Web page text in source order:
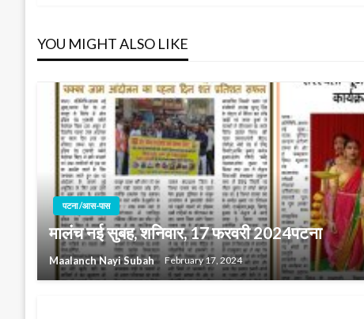
YOU MIGHT ALSO LIKE
पटना /आस-पास
मालंच नई सुबह, शनिवार, 17 फरवरी 2024पटना
Maalanch Nayi Subah February 17, 2024